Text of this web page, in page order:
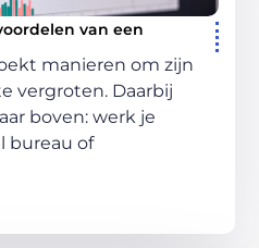
van een
manieren om zijn
vergroten. Daarbij
boven: werk je
bureau of